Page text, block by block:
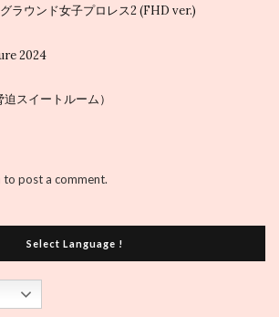
ラウンド女子プロレス2 (FHD ver.)
2024
スイートルーム）
to post a comment.
Select Language !